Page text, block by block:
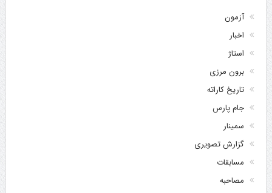
آزمون
اخبار
استاژ
برون مرزی
تاریخ کاراته
جام پارس
سمینار
گزارش تصویری
مسابقات
مصاحبه